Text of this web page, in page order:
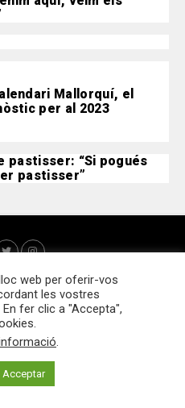
Mallorquí, el
per al 2023
pastisser: “Si pogués
pastisser”
© 2025 Sa Plaça
web per oferir-vos
les vostres
fer clic a "Accepta",
.
Acceptar